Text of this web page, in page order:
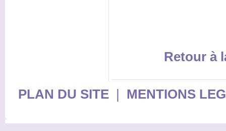
Retour à
PLAN DU SITE| MENTIONS